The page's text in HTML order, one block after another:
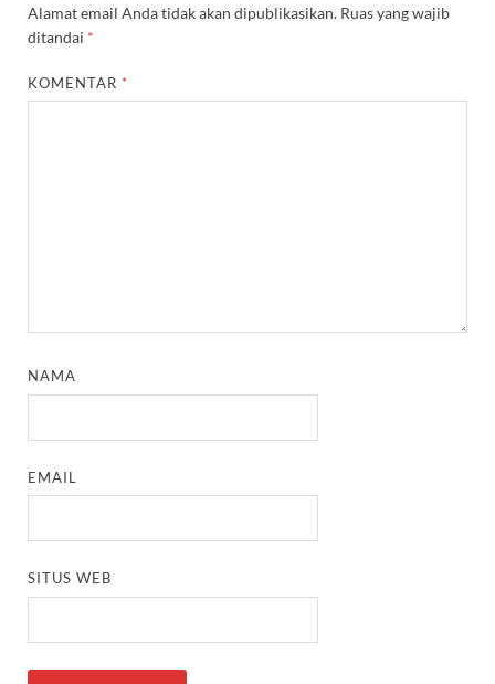
Alamat email Anda tidak akan dipublikasikan. Ruas yang wajib
ditandai *
KOMENTAR *
NAMA
EMAIL
SITUS WEB